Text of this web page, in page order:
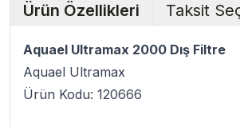
Ürün Özellikleri Taksit
Aquael Ultramax 2000 Dış Filtre
Aquael Ultramax
Ürün Kodu: 120666